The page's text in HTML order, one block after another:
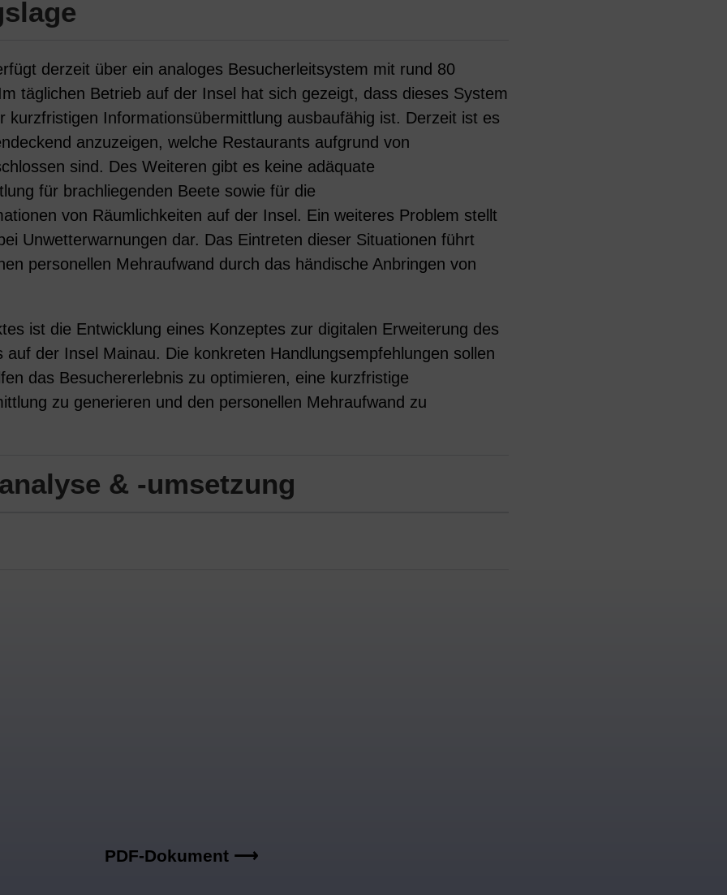
derzeit über ein analoges Besucherleitsystem mit rund 80
täglichen Betrieb auf der Insel hat sich gezeigt, dass dieses System
kurzfristigen Informationsübermittlung ausbaufähig ist. Derzeit ist es
anzuzeigen, welche Restaurants aufgrund von
sind. Des Weiteren gibt es keine adäquate
für brachliegenden Beete sowie für die
von Räumlichkeiten auf der Insel. Ein weiteres Problem stellt
Unwetterwarnungen dar. Das Eintreten dieser Situationen führt
personellen Mehraufwand durch das händische Anbringen von
ist die Entwicklung eines Konzeptes zur digitalen Erweiterung des
auf der Insel Mainau. Die konkreten Handlungsempfehlungen sollen
das Besuchererlebnis zu optimieren, eine kurzfristige
zu generieren und den personellen Mehraufwand zu
& -umsetzung
PDF-Dokument ⟶